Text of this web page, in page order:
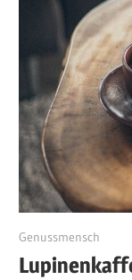
September 5, 2023
Genussmensch